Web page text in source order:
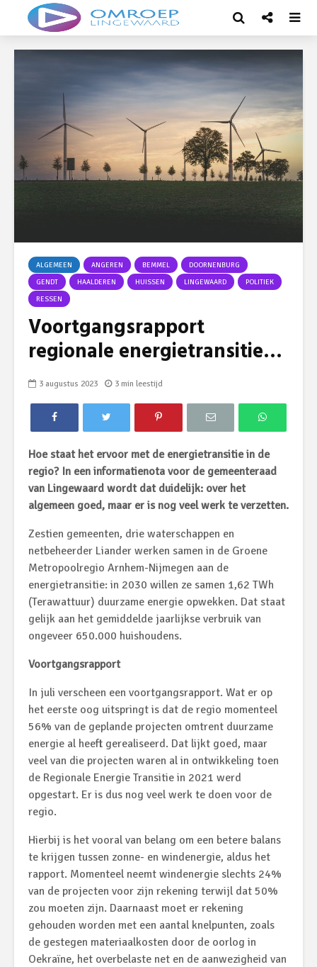
ALGEMEEN ANGEREN BEMMEL
DOORNENBURG
GENDT
HAALDEREN HUISSEN LINGEWAARD
POLITIEK
RESSEN
Voortgangsrapport
regionale energietransitie…
3 augustus 2023 3 min leestijd
Hoe staat het ervoor met de energietransitie in de
regio? In een informatienota voor de gemeenteraad
van Lingewaard wordt dat duidelijk: over het
algemeen goed, maar er is nog veel werk te verzetten.
Zestien gemeenten, drie waterschappen en
netbeheerder Liander werken samen in de Groene
Metropoolregio Arnhem-Nijmegen aan de
energietransitie: in 2030 willen ze samen 1,62 TWh
(Terawattuur) duurzame energie opwekken. Dat staat
gelijk aan het gemiddelde jaarlijkse verbruik van
ongeveer 650.000 huishoudens.
Voortgangsrapport
In juli verscheen een voortgangsrapport. Wat er op
het eerste oog uitspringt is dat de regio momenteel
56% van de geplande projecten omtrent duurzame
energie al heeft gerealiseerd. Dat lijkt goed, maar
veel van die projecten waren al in ontwikkeling toen
de Regionale Energie Transitie in 2021 werd
opgestart. Er is dus nog veel werk te doen voor de
regio.
Hierbij is het vooral van belang om een betere balans
te krijgen tussen zonne- en windenergie, aldus het
rapport. Momenteel neemt windenergie slechts 24%
van de projecten voor zijn rekening terwijl dat 50%
zou moeten zijn. Daarnaast moet er rekening
gehouden worden met een aantal knelpunten, zoals
de gestegen materiaalkosten door de oorlog in
Oekraïne, het overbelaste net en de aanwezigheid van